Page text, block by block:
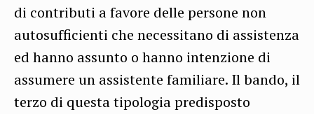
di contributi a favore delle persone non
autosufficienti che necessitano di assistenza
ed hanno assunto o hanno intenzione di
assumere un assistente familiare. Il bando, il
terzo di questa tipologia predisposto